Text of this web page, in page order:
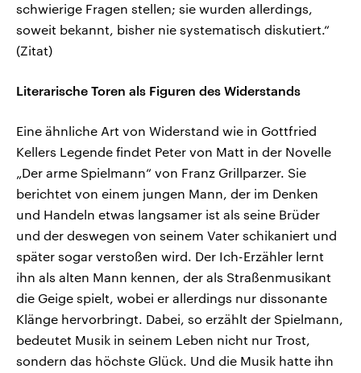
schwierige Fragen stellen; sie wurden allerdings,
soweit bekannt, bisher nie systematisch diskutiert.“
(Zitat)
Literarische Toren als Figuren des Widerstands
Eine ähnliche Art von Widerstand wie in Gottfried
Kellers Legende findet Peter von Matt in der Novelle
„Der arme Spielmann“ von Franz Grillparzer. Sie
berichtet von einem jungen Mann, der im Denken
und Handeln etwas langsamer ist als seine Brüder
und der deswegen von seinem Vater schikaniert und
später sogar verstoßen wird. Der Ich-Erzähler lernt
ihn als alten Mann kennen, der als Straßenmusikant
die Geige spielt, wobei er allerdings nur dissonante
Klänge hervorbringt. Dabei, so erzählt der Spielmann,
bedeutet Musik in seinem Leben nicht nur Trost,
sondern das höchste Glück. Und die Musik hatte ihn